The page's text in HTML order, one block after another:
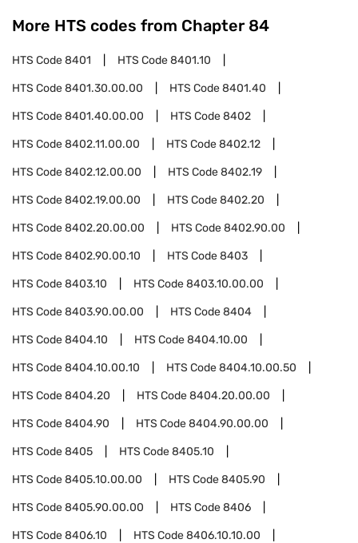
More HTS codes from Chapter 84
HTS Code8401 HTS Code8401.10
HTS Code8401.30.00.00 HTS Code8401.40
HTS Code8401.40.00.00 HTS Code8402
HTS Code8402.11.00.00 HTS Code8402.12
HTS Code8402.12.00.00 HTS Code8402.19
HTS Code8402.19.00.00 HTS Code8402.20
HTS Code8402.20.00.00 HTS Code8402.90.00
HTS Code8402.90.00.10 HTS Code8403
HTS Code8403.10 HTS Code8403.10.00.00
HTS Code8403.90.00.00 HTS Code8404
HTS Code8404.10 HTS Code8404.10.00
HTS Code8404.10.00.10 HTS Code8404.10.00.50
HTS Code8404.20 HTS Code8404.20.00.00
HTS Code8404.90 HTS Code8404.90.00.00
HTS Code8405 HTS Code8405.10
HTS Code8405.10.00.00 HTS Code8405.90
HTS Code8405.90.00.00 HTS Code8406
HTS Code8406.10 HTS Code8406.10.10.00